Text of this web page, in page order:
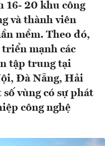
16- 20 khu công
và thành viên
mềm. Theo đó,
mạnh các
tập trung tại
Đà Nẵng, Hải
vùng có sự phát
công nghệ